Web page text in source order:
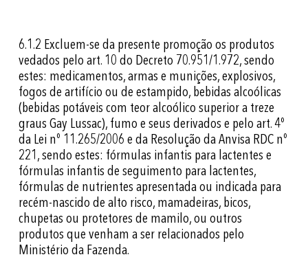
6.1.2 Excluem-se da presente promoção os produtos
vedados pelo art. 10 do Decreto 70.951/1.972, sendo
estes: medicamentos, armas e munições, explosivos,
fogos de artifício ou de estampido, bebidas alcoólicas
(bebidas potáveis com teor alcoólico superior a treze
graus Gay Lussac), fumo e seus derivados e pelo art. 4º
da Lei nº 11.265/2006 e da Resolução da Anvisa RDC nº
221, sendo estes: fórmulas infantis para lactentes e
fórmulas infantis de seguimento para lactentes,
fórmulas de nutrientes apresentada ou indicada para
recém-nascido de alto risco, mamadeiras, bicos,
chupetas ou protetores de mamilo, ou outros
produtos que venham a ser relacionados pelo
Ministério da Fazenda.